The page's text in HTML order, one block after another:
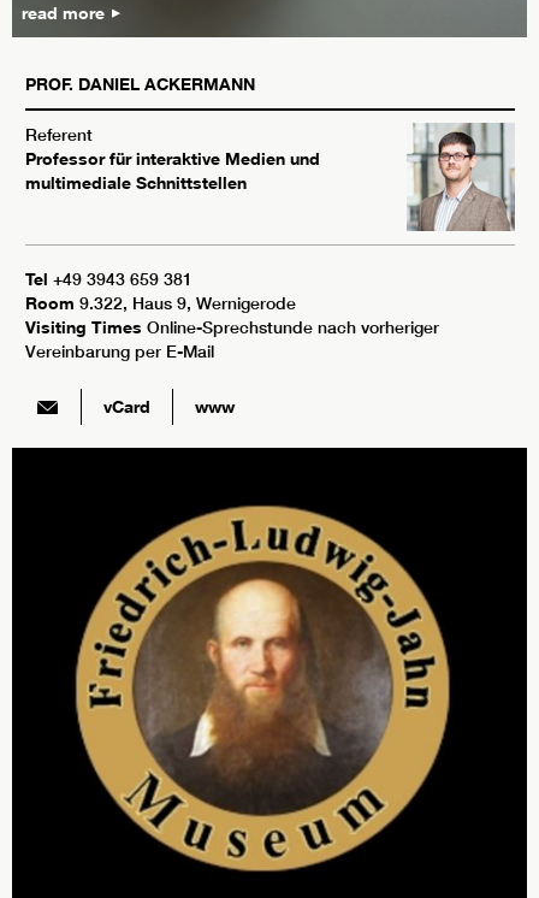
read more
PROF. DANIEL ACKERMANN
Referent
Professor für interaktive Medien und
multimediale Schnittstellen
Tel +49 3943 659 381
Room 9.322, Haus 9, Wernigerode
Visiting Times Online-Sprechstunde nach vorheriger
Vereinbarung per E-Mail
vCard www